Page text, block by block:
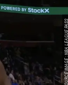
SOURCE